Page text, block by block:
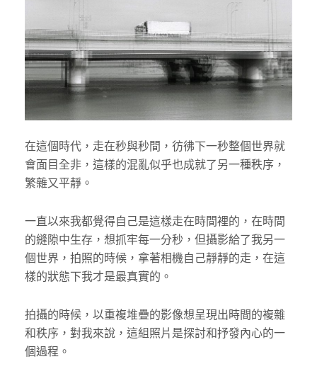
在這個時代，走在秒與秒間，彷彿下一秒整個世界就
會面目全非，這樣的混亂似乎也成就了另一種秩序，
繁雜又平靜。
一直以來我都覺得自己是這樣走在時間裡的，在時間
的縫隙中生存，想抓牢每一分秒，但攝影給了我另一
個世界，拍照的時候，拿著相機自己靜靜的走，在這
樣的狀態下我才是最真實的。
拍攝的時候，以重複堆疊的影像想呈現出時間的複雜
和秩序，對我來說，這組照片是探討和抒發內心的一
個過程。